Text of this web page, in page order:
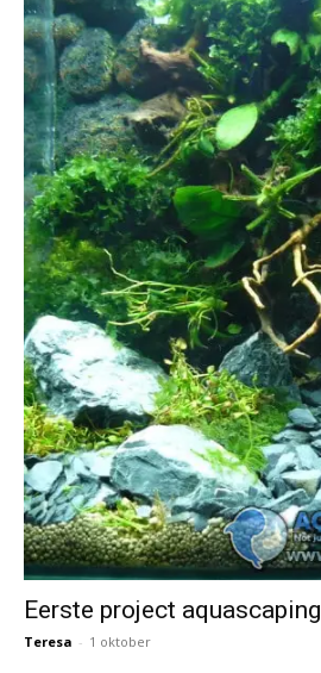
Eerste project aquascaping
Teresa - 1 oktober